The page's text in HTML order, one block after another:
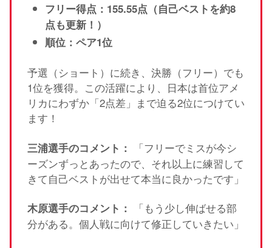
フリー得点：155.55点（自己ベストを約8
点も更新！）
順位：ペア1位
予選（ショート）に続き、決勝（フリー）でも
1位を獲得。この活躍により、日本は首位アメ
リカにわずか「2点差」まで迫る2位につけてい
ます！
三浦選手のコメント：
「フリーでミスが今シ
ーズンずっとあったので、それ以上に練習して
きて自己ベストが出せて本当に良かったです」
木原選手のコメント：
「もう少し伸ばせる部
分がある。個人戦に向けて修正していきたい」